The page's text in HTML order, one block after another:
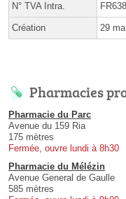
N° TVA Intra.
Création 29
Pharmacies
Pharmacie du Parc
Avenue du 159 Ria
175 mètres
Fermée, ouvre lundi à 8h30
Pharmacie du Mélézin
Avenue General de Gaulle
585 mètres